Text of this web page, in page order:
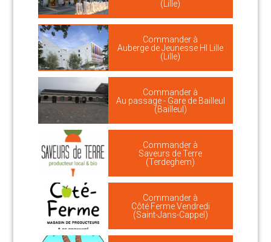
(Lille)
Commander à
Auberge de Jeunesse HI Lille
(Lille)
Commander à
Au passage - Gare de Bailleul
(Bailleul)
Commander à
Saveurs de Terre
(Terdeghem)
Commander à
Côté Ferme Vendredi
(Saint-Jans-Cappel)